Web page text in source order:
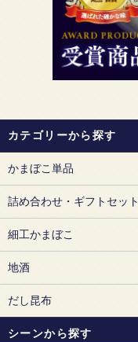
カテゴリーから探す
かまぼこ単品
詰め合わせ・ギフトセット
細工かまぼこ
地酒
だし昆布
シーンから探す